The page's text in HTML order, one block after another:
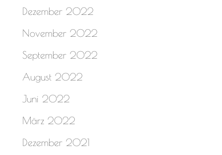
Dezember 2022
November 2022
September 2022
August 2022
Juni 2022
März 2022
Dezember 2021